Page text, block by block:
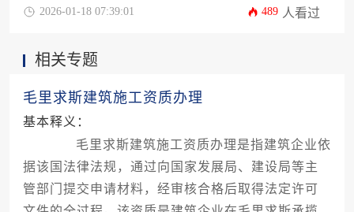
册资本担保金等多项支出，成功获批的关键在于本
2026-01-18 07:39:01 489 人看过
相关专题
毛里求斯建筑施工资质办理
基本释义：
毛里求斯建筑施工资质办理是指建筑企业依
据该国法律法规，通过向国家发展局、建设局等主
管部门提交申请材料，经审核合格后取得法定许可